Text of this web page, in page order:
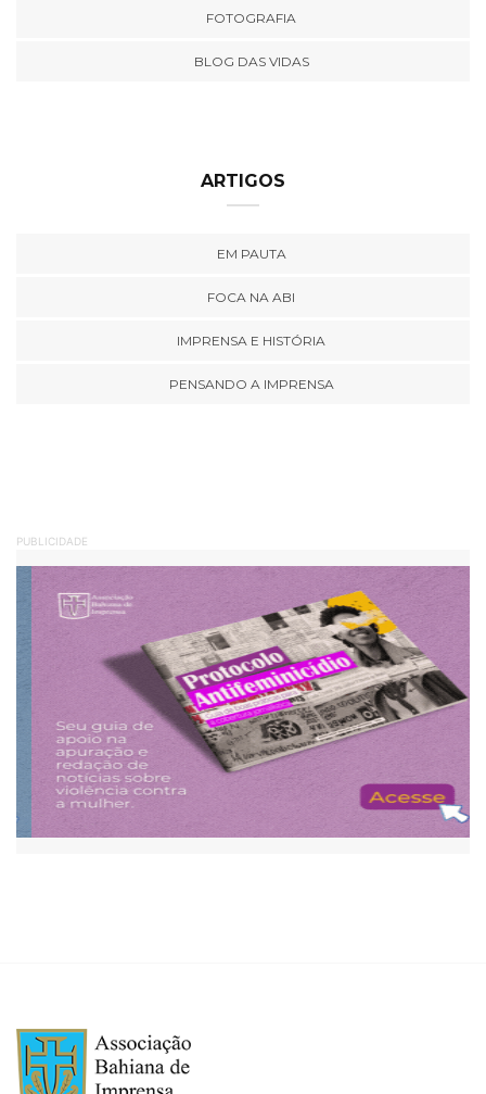
FOTOGRAFIA
BLOG DAS VIDAS
ARTIGOS
EM PAUTA
FOCA NA ABI
IMPRENSA E HISTÓRIA
PENSANDO A IMPRENSA
PUBLICIDADE